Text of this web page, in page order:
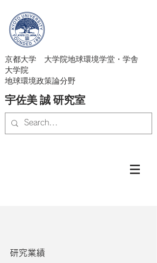
京都大学 大学院地球環境学堂・学舎
大学院
地球環境政策論分野
宇佐美 誠 研究室
研究業績